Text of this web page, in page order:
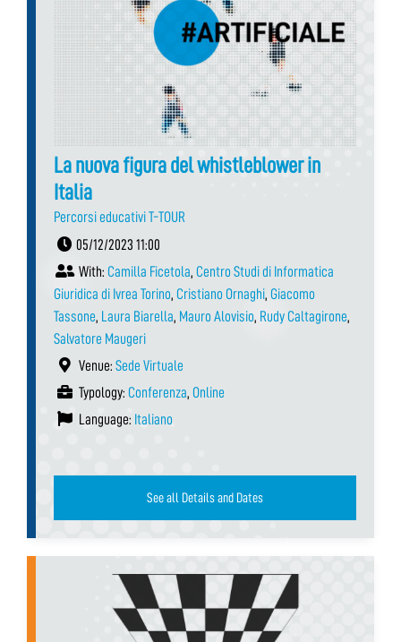
La nuova figura del whistleblower in
Italia
Percorsi educativi T-TOUR
05/12/2023 11:00
With: Camilla Ficetola, Centro Studi di Informatica
Giuridica di Ivrea Torino, Cristiano Ornaghi, Giacomo
Tassone, Laura Biarella, Mauro Alovisio, Rudy Caltagirone,
Salvatore Maugeri
Venue: Sede Virtuale
Typology: Conferenza, Online
Language: Italiano
See all Details and Dates